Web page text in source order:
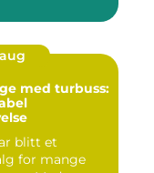
med turbuss:
blitt et
for mange